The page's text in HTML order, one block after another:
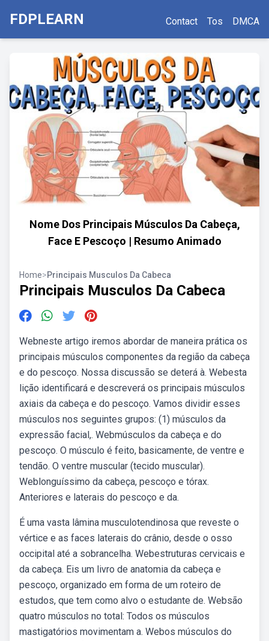
FDPLEARN Contact Tos DMCA
Nome Dos Principais Músculos Da Cabeça,
Face E Pescoço | Resumo Animado
Home>Principais Musculos Da Cabeca
Principais Musculos Da Cabeca
Webneste artigo iremos abordar de maneira prática os
principais músculos componentes da região da cabeça
e do pescoço. Nossa discussão se deterá à. Webesta
lição identificará e descreverá os principais músculos
axiais da cabeça e do pescoço. Vamos dividir esses
músculos nos seguintes grupos: (1) músculos da
expressão facial,. Webmúsculos da cabeça e do
pescoço. O músculo é feito, basicamente, de ventre e
tendão. O ventre muscular (tecido muscular).
Weblonguíssimo da cabeça, pescoço e tórax.
Anteriores e laterais do pescoço e da.
É uma vasta lâmina musculotendinosa que reveste o
vértice e as faces laterais do crânio, desde o osso
occipital até a sobrancelha. Webestruturas cervicais e
da cabeça. Eis um livro de anatomia da cabeça e
pescoço, organizado em forma de um roteiro de
estudos, que tem como alvo o estudante de. Websão
quatro músculos no total: Todos os músculos
mastigatórios movimentam a. Webos músculos do